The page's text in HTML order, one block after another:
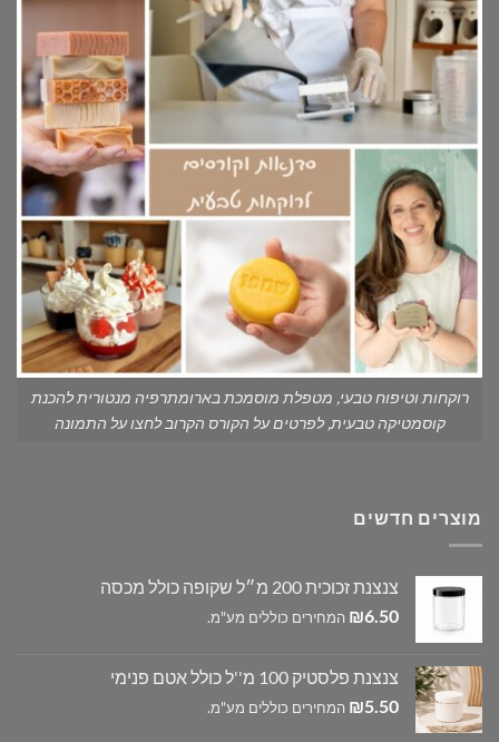
רוקחות וטיפוח טבעי, מטפלת מוסמכת בארומתרפיה מנטורית להכנת
קוסמטיקה טבעית, לפרטים על הקורס הקרוב לחצו על התמונה
מוצרים חדשים
צנצנת זכוכית 200 מ״ל שקופה כולל מכסה
₪6.50 המחירים כוללים מע"מ.
צנצנת פלסטיק 100 מ''ל כולל אטם פנימי
₪5.50 המחירים כוללים מע"מ.